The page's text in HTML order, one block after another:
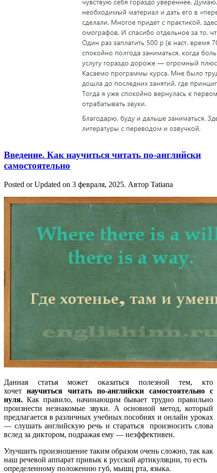
Введение. Как научиться читать по-английски
самостоятельно
Posted or Updated on 3 февраля, 2025. Автор Tatiana
Данная статья может оказаться полезной тем, кто
хочет научиться читать по-английски самостоятельно с
нуля. Как правило, начинающим бывает трудно правильно
произнести незнакомые звуки. А основной метод, который
предлагается в различных учебных пособиях и онлайн уроках
— слушать английскую речь и стараться произносить слова
вслед за диктором, подражая ему — неэффективен.
Улучшить произношение таким образом очень сложно, так как
наш речевой аппарат привык к русской артикуляции, то есть
определенному положению губ, мышц рта, языка.